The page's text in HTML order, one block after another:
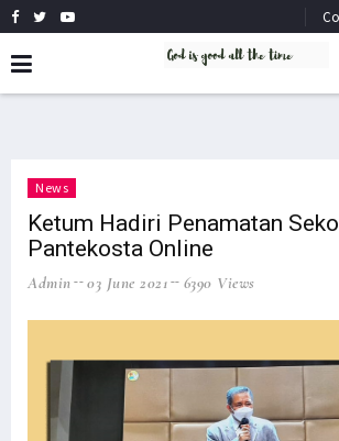
News
Ketum Hadiri Penamatan
Pantekosta Online
Admin 03 June 2021 6390 Views